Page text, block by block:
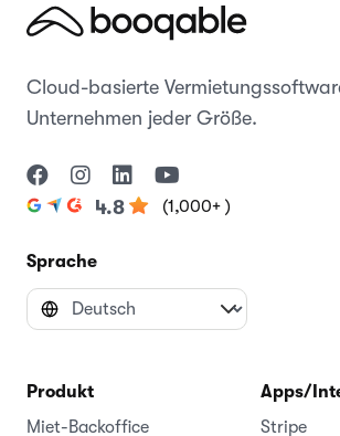
Cloud-basierte
Unternehmen jeder Größe.
4.8 (1,000+ )
Sprache
Produkt
Miet-Backoffice
Apps/
Stripe